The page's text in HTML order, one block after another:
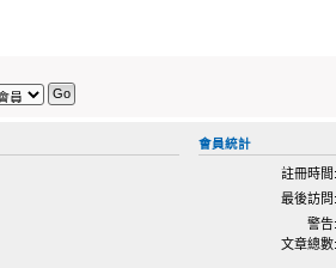
會員統計
註冊時間:
最後訪問:
警告:
文章總數: